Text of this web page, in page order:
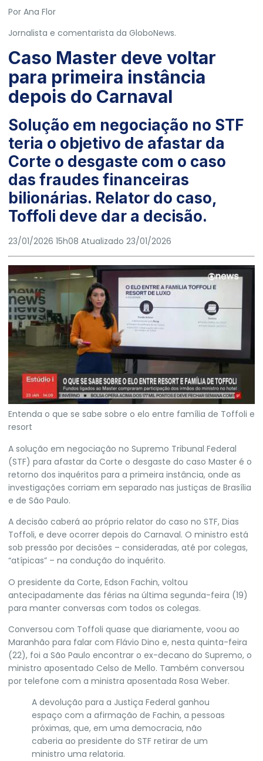
Por Ana Flor
Jornalista e comentarista da GloboNews.
Caso Master deve voltar
para primeira instância
depois do Carnaval
Solução em negociação no STF
teria o objetivo de afastar da
Corte o desgaste com o caso
das fraudes financeiras
bilionárias. Relator do caso,
Toffoli deve dar a decisão.
23/01/2026 15h08 Atualizado 23/01/2026
Entenda o que se sabe sobre o elo entre família de Toffoli e
resort
A solução em negociação no Supremo Tribunal Federal
(STF) para afastar da Corte o desgaste do caso Master é o
retorno dos inquéritos para a primeira instância, onde as
investigações corriam em separado nas justiças de Brasília
e de São Paulo.
A decisão caberá ao próprio relator do caso no STF, Dias
Toffoli, e deve ocorrer depois do Carnaval. O ministro está
sob pressão por decisões – consideradas, até por colegas,
“atípicas” – na condução do inquérito.
O presidente da Corte, Edson Fachin, voltou
antecipadamente das férias na última segunda-feira (19)
para manter conversas com todos os colegas.
Conversou com Toffoli quase que diariamente, voou ao
Maranhão para falar com Flávio Dino e, nesta quinta-feira
(22), foi a São Paulo encontrar o ex-decano do Supremo, o
ministro aposentado Celso de Mello. Também conversou
por telefone com a ministra aposentada Rosa Weber.
A devolução para a Justiça Federal ganhou
espaço com a afirmação de Fachin, a pessoas
próximas, que, em uma democracia, não
caberia ao presidente do STF retirar de um
ministro uma relatoria.